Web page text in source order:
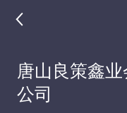
唐山良策鑫
公司